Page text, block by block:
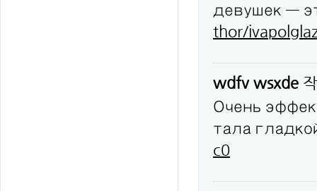
девушек —
thor/
wdfv wsxde
Очень
тала
c0